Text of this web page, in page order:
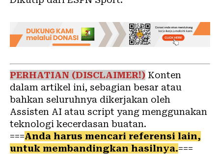
PERHATIAN (DISCLAIMER!) Konten
dalam artikel ini, sebagian besar atau
bahkan seluruhnya dikerjakan oleh
Assisten AI atau script yang menggunakan
teknologi kecerdasan buatan.
===Anda harus mencari referensi lain,
untuk membandingkan hasilnya.===